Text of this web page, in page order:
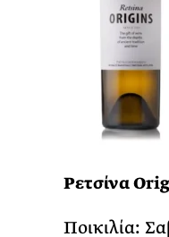
Ρετσίνα
Ποικιλία: